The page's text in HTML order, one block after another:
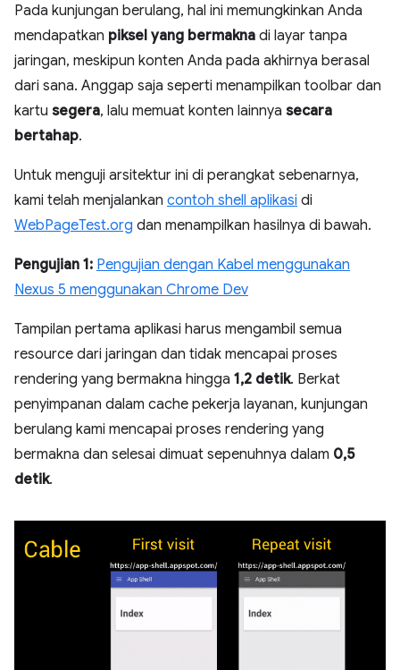
Pada kunjungan berulang, hal ini memungkinkan Anda
mendapatkan piksel yang bermakna di layar tanpa
jaringan, meskipun konten Anda pada akhirnya berasal
dari sana. Anggap saja seperti menampilkan toolbar dan
kartu segera, lalu memuat konten lainnya secara
bertahap.
Untuk menguji arsitektur ini di perangkat sebenarnya,
kami telah menjalankan contoh shell aplikasi di
WebPageTest.org dan menampilkan hasilnya di bawah.
Pengujian 1: Pengujian dengan Kabel menggunakan
Nexus 5 menggunakan Chrome Dev
Tampilan pertama aplikasi harus mengambil semua
resource dari jaringan dan tidak mencapai proses
rendering yang bermakna hingga 1,2 detik. Berkat
penyimpanan dalam cache pekerja layanan, kunjungan
berulang kami mencapai proses rendering yang
bermakna dan selesai dimuat sepenuhnya dalam 0,5
detik.